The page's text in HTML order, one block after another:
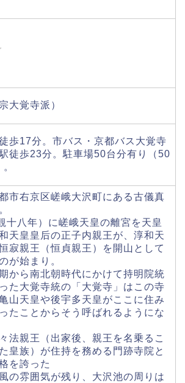
大覚寺派）
歩17分。市バス・京都バス大覚寺
徒歩23分。駐車場50台分有り（50
市右京区嵯峨大沢町にある古儀真
十八年）に嵯峨天皇の離宮を天皇
天皇皇后の正子内親王が、淳和天
寂親王（恒貞親王）を開山として
が始まり。
から南北朝時代にかけて持明院統
た大覚寺統の「大覚寺」はこの寺
山天皇や後宇多天皇がここに住み
たことからそう呼ばれるようにな
法親王（出家後、親王を名乗るこ
皇族）が住持を務める門跡寺院と
を誇った
の雰囲気が残り、大沢池の周りは